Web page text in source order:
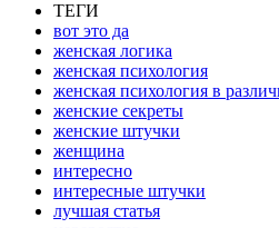
ТЕГИ
вот это да
женская логика
женская психология
женская психология в
женские секреты
женские штучки
женщина
интересно
интересные штучки
лучшая статья